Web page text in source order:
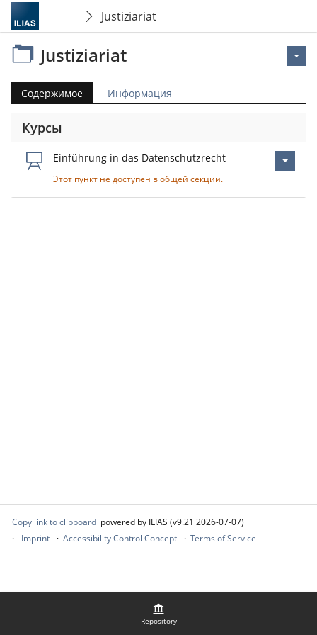
Justiziariat
Repository
Justiziariat
Содержимое Информация
Курсы
Einführung in das Datenschutzrecht
Этот пункт не доступен в общей секции.
Copy link to clipboard powered by ILIAS (v9.21 2026-07-07)
Imprint
Accessibility Control Concept Terms of Service